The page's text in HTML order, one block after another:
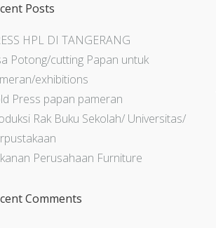
Posts
HPL DI TANGERANG
Potong/cutting Papan untuk
exhibitions
Press papan pameran
Rak Buku Sekolah/ Universitas/
Perusahaan Furniture
Comments